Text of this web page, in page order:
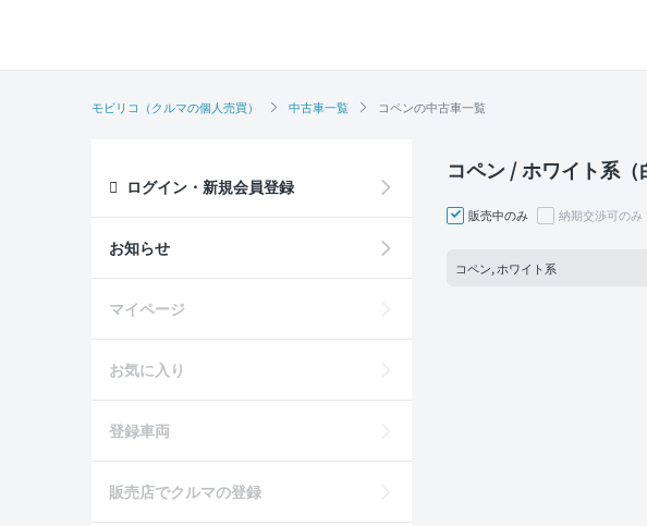
モビリコ（クルマの個人売買） 中古車一覧 コペンの中古車一覧
コペン / ホワイト系
販売中のみ 納期交渉可のみ
コペン, ホワイト系
ログイン・新規会員登録
お知らせ
マイページ
お気に入り
登録車両
販売店でクルマの登録